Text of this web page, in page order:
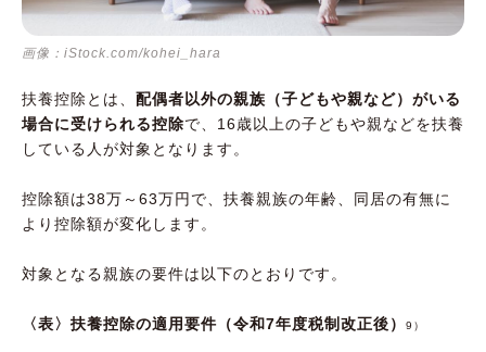
画像：iStock.com/kohei_hara
扶養控除とは、 配偶者以外の親族（子どもや親など）がいる
場合に受けられる控除で、16歳以上の子どもや親などを扶養
している人が対象となります。
控除額は38万～63万円で、扶養親族の年齢、同居の有無に
より控除額が変化します。
対象となる親族の要件は以下のとおりです。
〈表〉扶養控除の適用要件（令和7年度税制改正後） 9）